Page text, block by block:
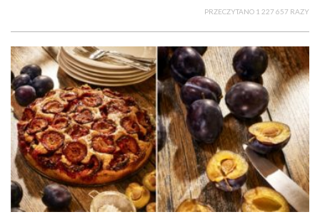
PRZECZYTANO 1 227 657 RAZY